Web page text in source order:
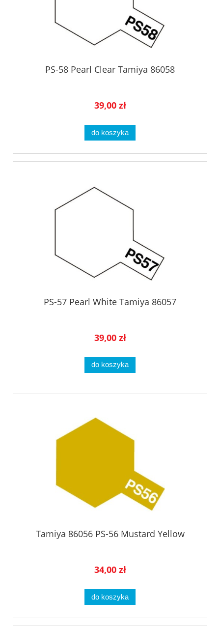
PS-58 Pearl Clear Tamiya 86058
39,00 zł
do koszyka
PS-57 Pearl White Tamiya 86057
39,00 zł
do koszyka
Tamiya 86056 PS-56 Mustard Yellow
34,00 zł
do koszyka